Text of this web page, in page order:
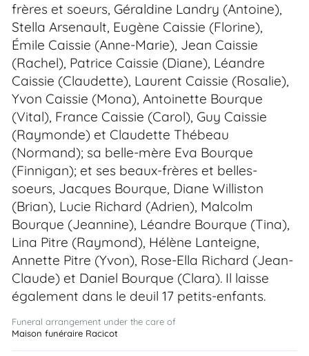
frères et soeurs, Géraldine Landry (Antoine),
Stella Arsenault, Eugène Caissie (Florine),
Émile Caissie (Anne-Marie), Jean Caissie
(Rachel), Patrice Caissie (Diane), Léandre
Caissie (Claudette), Laurent Caissie (Rosalie),
Yvon Caissie (Mona), Antoinette Bourque
(Vital), France Caissie (Carol), Guy Caissie
(Raymonde) et Claudette Thébeau
(Normand); sa belle-mère Eva Bourque
(Finnigan); et ses beaux-frères et belles-
soeurs, Jacques Bourque, Diane Williston
(Brian), Lucie Richard (Adrien), Malcolm
Bourque (Jeannine), Léandre Bourque (Tina),
Lina Pitre (Raymond), Hélène Lanteigne,
Annette Pitre (Yvon), Rose-Ella Richard (Jean-
Claude) et Daniel Bourque (Clara). Il laisse
également dans le deuil 17 petits-enfants.
Funeral arrangement under the care of
Maison funéraire Racicot